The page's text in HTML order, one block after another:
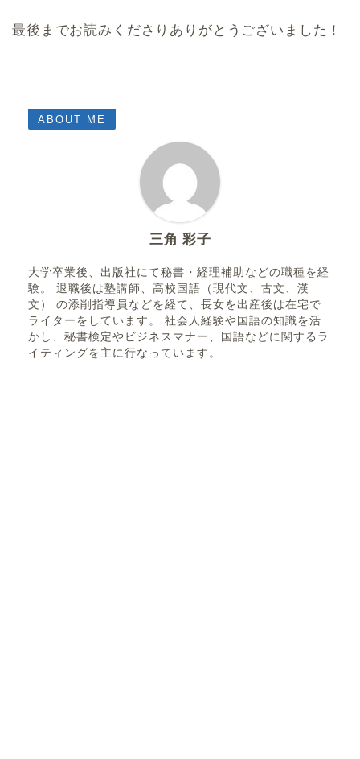
最後までお読みくださりありがとうございました！
ABOUT ME
三角 彩子
大学卒業後、出版社にて秘書・経理補助などの職種を経
験。 退職後は塾講師、高校国語（現代文、古文、漢
文） の添削指導員などを経て、長女を出産後は在宅で
ライターをしています。 社会人経験や国語の知識を活
かし、秘書検定やビジネスマナー、国語などに関するラ
イティングを主に行なっています。